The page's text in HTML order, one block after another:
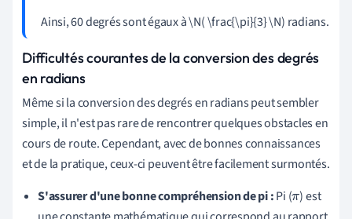
Ainsi, 60 degrés sont égaux à \N( \frac{\pi}{3} \N) radians.
Difficultés courantes de la conversion des degrés
en radians
Même si la conversion des degrés en radians peut sembler
simple, il n'est pas rare de rencontrer quelques obstacles en
cours de route. Cependant, avec de bonnes connaissances
et de la pratique, ceux-ci peuvent être facilement surmontés.
S'assurer d'une bonne compréhension de pi :Pi (π) est